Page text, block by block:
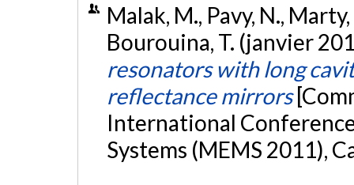
Malak, M., Pavy, N., Marty,
Bourouina, T. (janvier
resonators with long
reflectance mirrors
International
Systems (MEMS 2011),